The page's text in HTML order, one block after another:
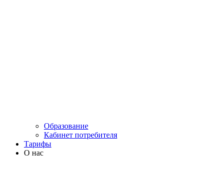
Образование
Кабинет потребителя
Тарифы
О нас